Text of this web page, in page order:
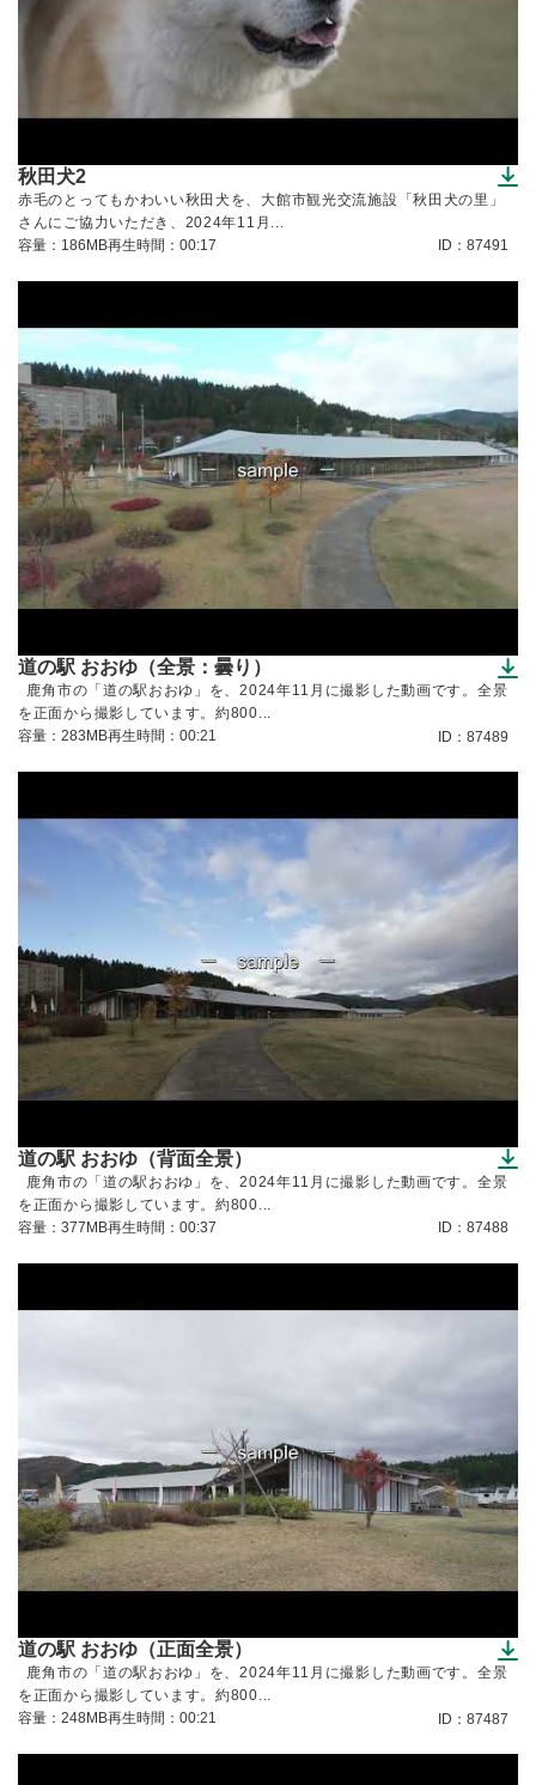
秋田犬2
（ダウンロードできます）
赤毛のとってもかわいい秋田犬を、大館市観光交流施設「秋田犬の里」
さんにご協力いただき、2024年11月...
容量：186MB再生時間：00:17 ID：87491
道の駅 おおゆ（全景：曇り）
（ダウンロードできます）
鹿角市の「道の駅おおゆ」を、2024年11月に撮影した動画です。全景
を正面から撮影しています。約800...
容量：283MB再生時間：00:21 ID：87489
道の駅 おおゆ（背面全景）
（ダウンロードできます）
鹿角市の「道の駅おおゆ」を、2024年11月に撮影した動画です。全景
を正面から撮影しています。約800...
容量：377MB再生時間：00:37 ID：87488
道の駅 おおゆ（正面全景）
（ダウンロードできます）
鹿角市の「道の駅おおゆ」を、2024年11月に撮影した動画です。全景
を正面から撮影しています。約800...
容量：248MB再生時間：00:21 ID：87487